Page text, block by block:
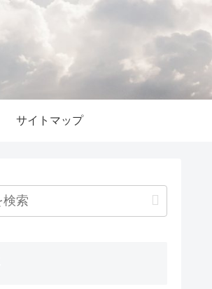
サイトマップ